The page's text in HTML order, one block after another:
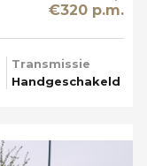
€320 p.m.
Transmissie
Handgeschakeld